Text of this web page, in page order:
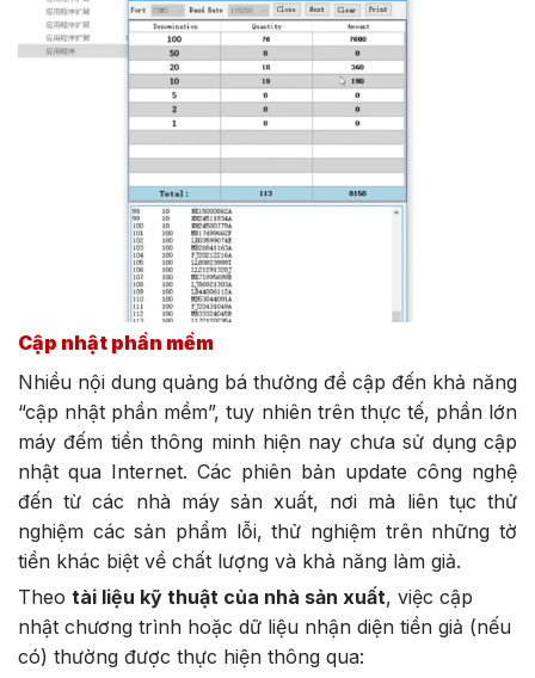
Cập nhật phần mềm
Nhiều nội dung quảng bá thường đề cập đến khả năng
“cập nhật phần mềm”, tuy nhiên trên thực tế, phần lớn
máy đếm tiền thông minh hiện nay chưa sử dụng cập
nhật qua Internet. Các phiên bản update công nghệ
đến từ các nhà máy sản xuất, nơi mà liên tục thử
nghiệm các sản phẩm lỗi, thử nghiệm trên những tờ
tiền khác biệt về chất lượng và khả năng làm giả.
Theo tài liệu kỹ thuật của nhà sản xuất, việc cập
nhật chương trình hoặc dữ liệu nhận diện tiền giả (nếu
có) thường được thực hiện thông qua: